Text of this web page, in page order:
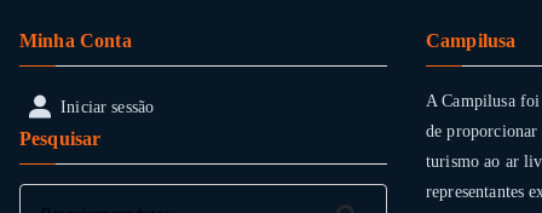
the
Minha Conta
Iniciar sessão
Pesquisar
Campilusa
A Campilusa
de
turismo ao ar
representantes